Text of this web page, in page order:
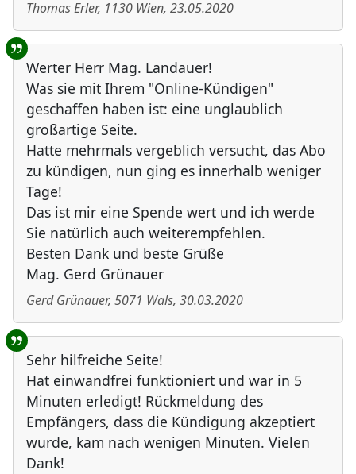
Thomas Erler, 1130 Wien, 23.05.2020
Werter Herr Mag. Landauer!
Was sie mit Ihrem "Online-Kündigen"
geschaffen haben ist: eine unglaublich
großartige Seite.
Hatte mehrmals vergeblich versucht, das Abo
zu kündigen, nun ging es innerhalb weniger
Tage!
Das ist mir eine Spende wert und ich werde
Sie natürlich auch weiterempfehlen.
Besten Dank und beste Grüße
Mag. Gerd Grünauer
Gerd Grünauer, 5071 Wals, 30.03.2020
Sehr hilfreiche Seite!
Hat einwandfrei funktioniert und war in 5
Minuten erledigt! Rückmeldung des
Empfängers, dass die Kündigung akzeptiert
wurde, kam nach wenigen Minuten. Vielen
Dank!